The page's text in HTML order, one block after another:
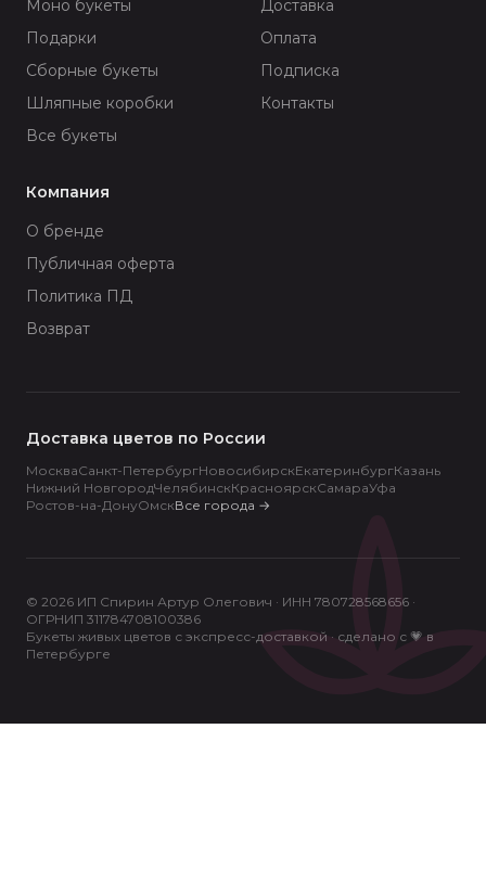
Моно букеты
Подарки
Сборные букеты
Шляпные коробки
Все букеты
Доставка
Оплата
Подписка
Контакты
Компания
О бренде
Публичная оферта
Политика ПД
Возврат
Доставка цветов по России
МоскваСанкт-ПетербургНовосибирскЕкатеринбургКазань
Нижний НовгородЧелябинскКрасноярскСамараУфа
Ростов-на-ДонуОмскВсе города →
© 2026 ИП Спирин Артур Олегович · ИНН 780728568656 ·
ОГРНИП 311784708100386
Букеты живых цветов с экспресс-доставкой · сделано с 💗 в
Петербурге